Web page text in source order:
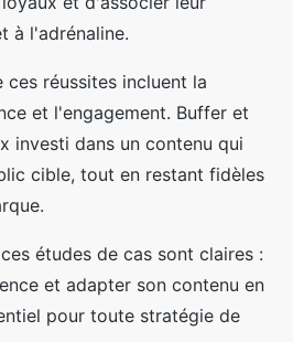
à l'adrénaline.
ces réussites incluent la
et l'engagement. Buffer et
investi dans un contenu qui
cible, tout en restant fidèles
études de cas sont claires :
et adapter son contenu en
pour toute stratégie de